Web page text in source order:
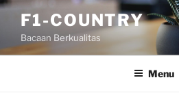
Skip
content
F1-COUNTRY
Bacaan Berkualitas
Menu